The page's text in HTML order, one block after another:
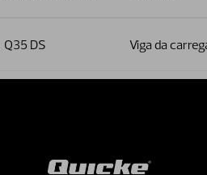
Q35 DS Viga da